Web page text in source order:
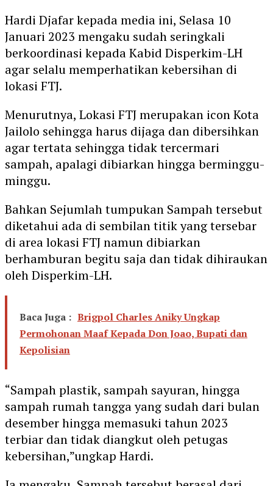
Hardi Djafar kepada media ini, Selasa 10
Januari 2023 mengaku sudah seringkali
berkoordinasi kepada Kabid Disperkim-LH
agar selalu memperhatikan kebersihan di
lokasi FTJ.
Menurutnya, Lokasi FTJ merupakan icon Kota
Jailolo sehingga harus dijaga dan dibersihkan
agar tertata sehingga tidak tercermari
sampah, apalagi dibiarkan hingga berminggu-
minggu.
Bahkan Sejumlah tumpukan Sampah tersebut
diketahui ada di sembilan titik yang tersebar
di area lokasi FTJ namun dibiarkan
berhamburan begitu saja dan tidak dihiraukan
oleh Disperkim-LH.
Baca Juga : Brigpol Charles Aniky Ungkap
Permohonan Maaf Kepada Don Joao, Bupati dan
Kepolisian
“Sampah plastik, sampah sayuran, hingga
sampah rumah tangga yang sudah dari bulan
desember hingga memasuki tahun 2023
terbiar dan tidak diangkut oleh petugas
kebersihan,”ungkap Hardi.